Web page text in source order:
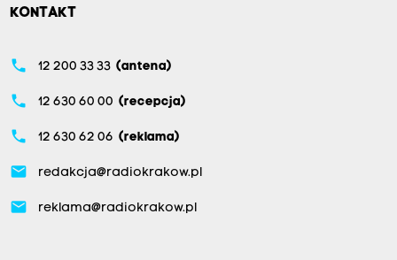
KONTAKT
phone 12 200 33 33 (antena)
phone 12 630 60 00 (recepcja)
phone 12 630 62 06 (reklama)
email redakcja@radiokrakow.pl
email reklama@radiokrakow.pl